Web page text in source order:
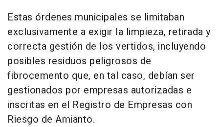
Estas órdenes municipales se limitaban
exclusivamente a exigir la limpieza, retirada y
correcta gestión de los vertidos, incluyendo
posibles residuos peligrosos de
fibrocemento que, en tal caso, debían ser
gestionados por empresas autorizadas e
inscritas en el Registro de Empresas con
Riesgo de Amianto.